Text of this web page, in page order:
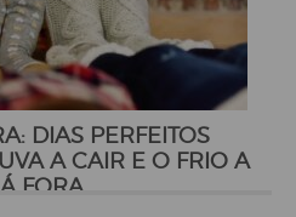
DIAS PERFEITOS
A CAIR E O FRIO A
FORA